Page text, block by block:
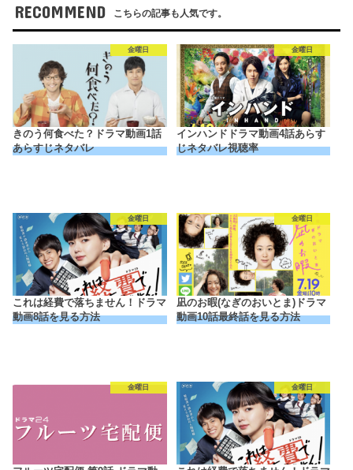
RECOMMEND こちらの記事も人気です。
金曜日
きのう何食べた？ドラマ動画1話
あらすじネタバレ
金曜日
インハンドドラマ動画4話あらす
じネタバレ視聴率
金曜日
これは経費で落ちません！ドラマ
動画8話を見る方法
金曜日
凪のお暇(なぎのおいとま)ドラマ
動画10話最終話を見る方法
金曜日 金曜日